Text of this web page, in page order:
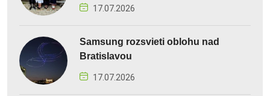
17.07.2026
Samsung rozsvieti oblohu nad
Bratislavou
17.07.2026